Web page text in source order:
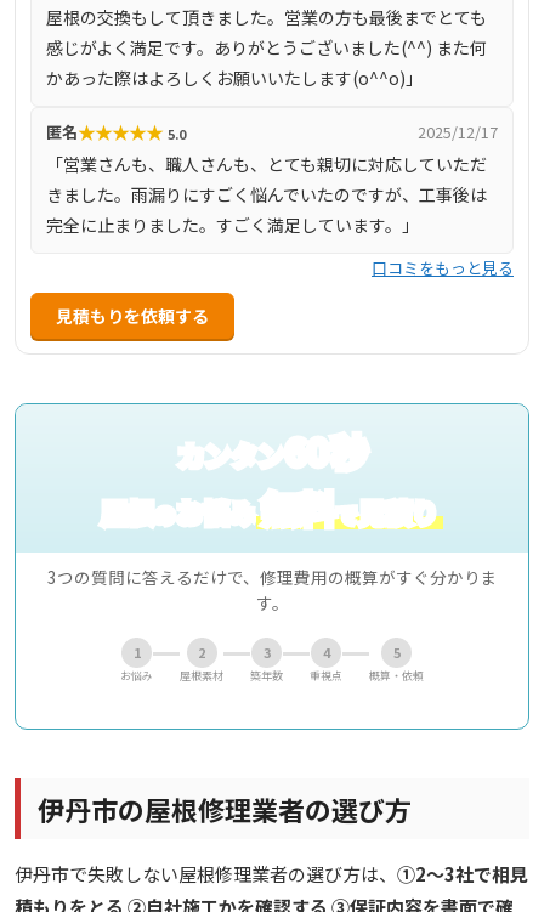
屋根の交換もして頂きました。営業の方も最後までとても
感じがよく満足です。ありがとうございました(^^) また何
かあった際はよろしくお願いいたします(o^^o)」
匿名★★★★★ 5.0 2025/12/17
「営業さんも、職人さんも、とても親切に対応していただ
きました。雨漏りにすごく悩んでいたのですが、工事後は
完全に止まりました。すごく満足しています。」
口コミをもっと見る
見積もりを依頼する
カンタン60秒
屋根のお悩み無料で見積り
3つの質問に答えるだけで、修理費用の概算がすぐ分かりま
す。
1
お悩み
2
屋根素材
3
築年数
4
重視点
5
概算・依頼
伊丹市の屋根修理業者の選び方
伊丹市で失敗しない屋根修理業者の選び方は、 ①2〜3社で相見
積もりをとる ②自社施工かを確認する ③保証内容を書面で確